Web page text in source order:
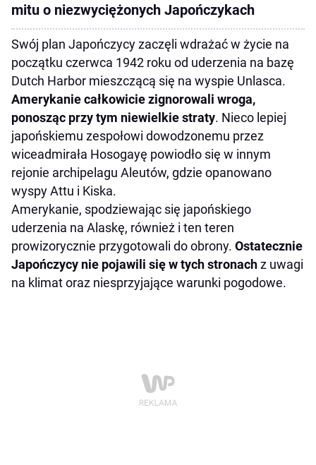
mitu o niezwyciężonych Japończykach
Swój plan Japończycy zaczęli wdrażać w życie na
początku czerwca 1942 roku od uderzenia na bazę
Dutch Harbor mieszczącą się na wyspie Unlasca.
Amerykanie całkowicie zignorowali wroga,
ponosząc przy tym niewielkie straty. Nieco lepiej
japońskiemu zespołowi dowodzonemu przez
wiceadmirała Hosogayę powiodło się w innym
rejonie archipelagu Aleutów, gdzie opanowano
wyspy Attu i Kiska.
Amerykanie, spodziewając się japońskiego
uderzenia na Alaskę, również i ten teren
prowizorycznie przygotowali do obrony. Ostatecznie
Japończycy nie pojawili się w tych stronachz uwagi
na klimat oraz niesprzyjające warunki pogodowe.